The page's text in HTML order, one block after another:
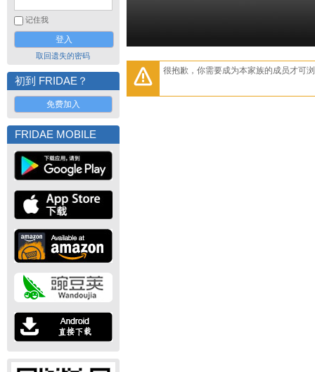
记住我
取回遗失的密码
初到 FRIDAE？
免费加入
FRIDAE MOBILE
很抱歉，你需要成为本家族的成员才可